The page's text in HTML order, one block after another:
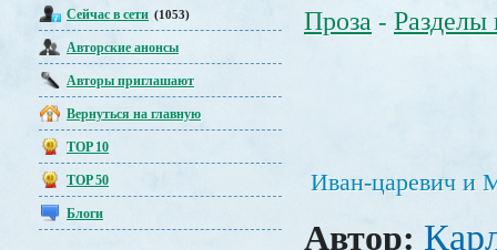
Сейчас в сети (1053)
Авторские анонсы
Авторы приглашают
Вернуться на главную
TOP 10
TOP 50
Блоги
Проза - Разделы
Иван-царевич и
Автор: